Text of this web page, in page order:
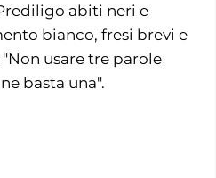
abiti neri e
bianco, fresi brevi e
usare tre parole
basta una".